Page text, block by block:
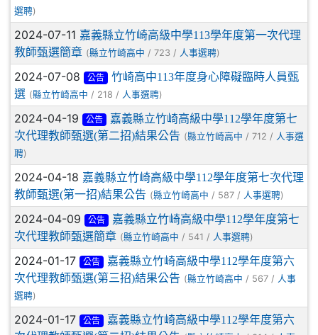
選聘)
2024-07-11 嘉義縣立竹崎高級中學113學年度第一次代理
教師甄選簡章 (縣立竹崎高中 / 723 / 人事選聘)
2024-07-08 公告
竹崎高中113年度身心障礙臨時人員甄
選 (縣立竹崎高中 / 218 / 人事選聘)
2024-04-19 公告
嘉義縣立竹崎高級中學112學年度第七
次代理教師甄選(第二招)結果公告 (縣立竹崎高中 / 712 / 人事選
聘)
2024-04-18 嘉義縣立竹崎高級中學112學年度第七次代理
教師甄選(第一招)結果公告 (縣立竹崎高中 / 587 / 人事選聘)
2024-04-09 公告
嘉義縣立竹崎高級中學112學年度第七
次代理教師甄選簡章 (縣立竹崎高中 / 541 / 人事選聘)
2024-01-17 公告
嘉義縣立竹崎高級中學112學年度第六
次代理教師甄選(第三招)結果公告 (縣立竹崎高中 / 567 / 人事
選聘)
2024-01-17 公告
嘉義縣立竹崎高級中學112學年度第六